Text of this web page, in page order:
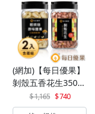
(網加)【每日優果】
剝殼五香花生350G
+罐裝原味烘焙腰果
320G
1,165 740